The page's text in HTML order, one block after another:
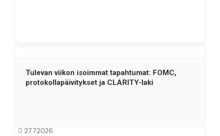
Tulevan viikon isoimmat tapahtumat: FOMC,
protokollapäivitykset ja CLARITY-laki
27.7.2026